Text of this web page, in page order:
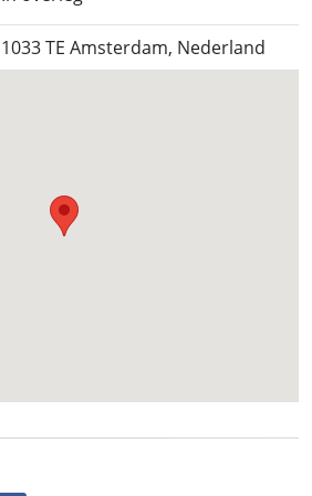
1033 TE Amsterdam, Nederland